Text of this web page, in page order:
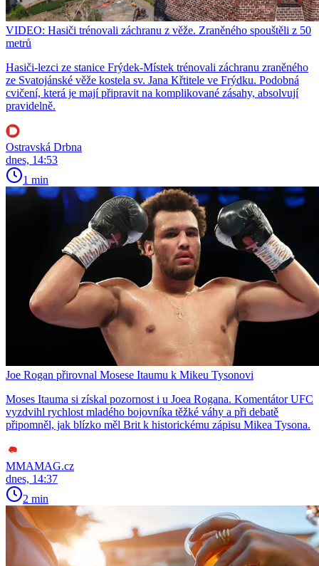
VIDEO: Hasiči trénovali záchranu z věže. Zraněného spouštěli z 50
metrů
Hasiči-lezci ze stanice Frýdek-Místek trénovali záchranu zraněného
ze Svatojánské věže kostela sv. Jana Křtitele ve Frýdku. Podobná
cvičení, která je mají připravit na komplikované zásahy, absolvují
pravidelně.
Ostravská Drbna
dnes, 14:53
1 min
Joe Rogan přirovnal Mosese Itaumu k Mikeu Tysonovi
Moses Itauma si získal pozornost i u Joea Rogana. Komentátor UFC
vyzdvihl rychlost mladého bojovníka těžké váhy a při debatě
připomněl, jak blízko měl Brit k historickému zápisu Mikea Tysona.
MMAMAG.cz
dnes, 14:37
2 min